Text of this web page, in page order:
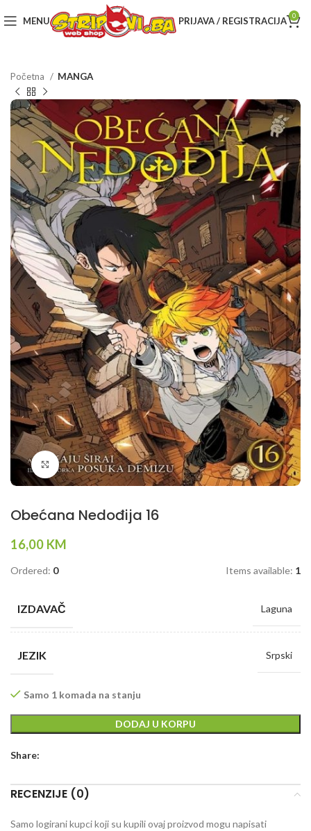
MENU PRIJAVA / REGISTRACIJA 0
Početna MANGA
Klikni da povečaš
Obećana Nedođija 16
16,00 KM
Ordered: 0 Items available: 1
IZDAVAČ Laguna
JEZIK Srpski
Samo 1 komada na stanju
DODAJ U KORPU
Share:
RECENZIJE (0)
Samo logirani kupci koji su kupili ovaj proizvod mogu napisati